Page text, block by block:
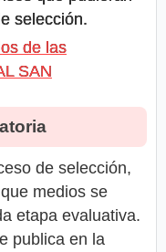
selección.
de las
SAN
de selección,
medios se
etapa evaluativa.
publica en la